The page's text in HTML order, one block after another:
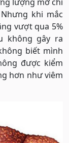
khi mắc
vượt qua 5%
không gây ra
biết mình
được kiểm
hơn như viêm